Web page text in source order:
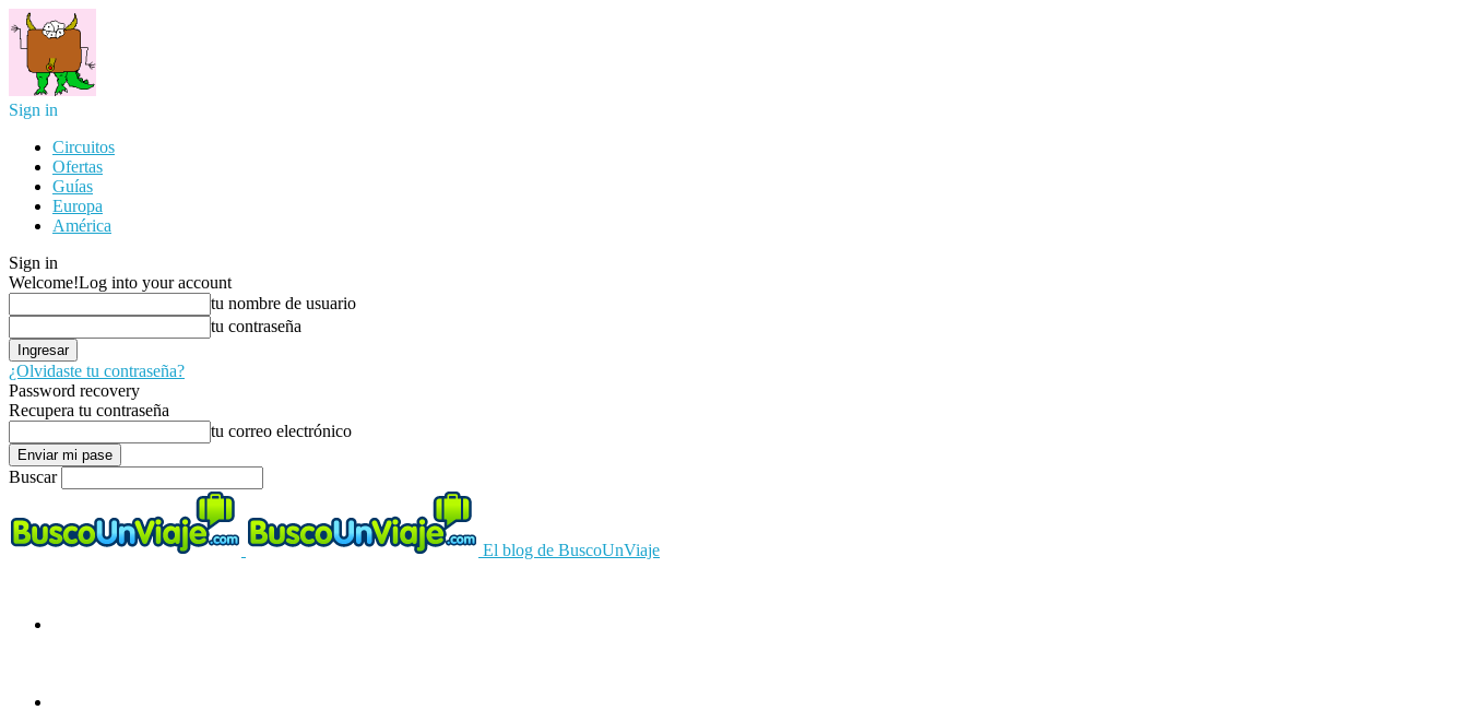
Sign in
Circuitos
Ofertas
Guías
Europa
América
Sign in
Welcome!Log into your account
tu nombre de usuario
tu contraseña
¿Olvidaste tu contraseña?
Password recovery
Recupera tu contraseña
tu correo electrónico
Buscar
El blog de BuscoUnViaje